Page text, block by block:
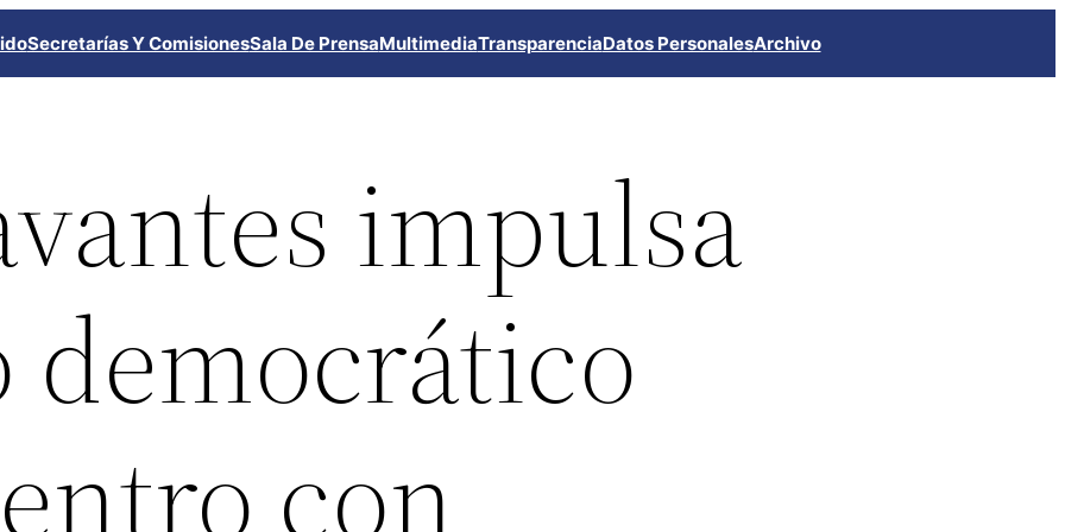
Secretarías Y ComisionesSala De PrensaMultimediaTransparenciaDatos PersonalesArchivo
impulsa
democrático
con